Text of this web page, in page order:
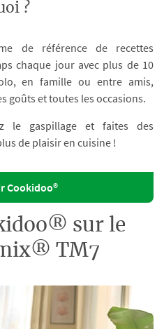
?
de référence de recettes
chaque jour avec plus de 10
en famille ou entre amis,
goûts et toutes les occasions.
le gaspillage et faites des
de plaisir en cuisine !
Cookidoo®
sur le
TM7